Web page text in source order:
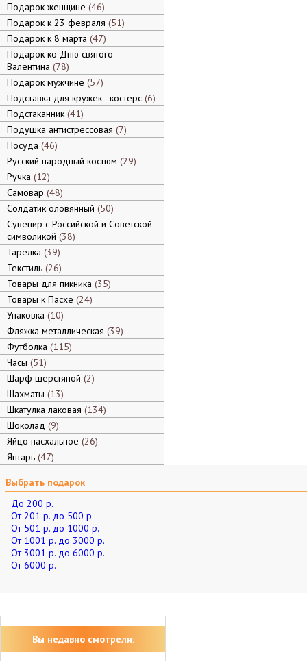
Подарок женщине 46
Подарок к 23 февраля 51
Подарок к 8 марта 47
Подарок ко Дню святого
Валентина 78
Подарок мужчине 57
Подставка для кружек - костерс 6
Подстаканник 41
Подушка антистрессовая 7
Посуда 46
Русский народный костюм 29
Ручка 12
Самовар 48
Солдатик оловянный 50
Сувенир с Российской и Советской
символикой 38
Тарелка 39
Текстиль 26
Товары для пикника 35
Товары к Пасхе 24
Упаковка 10
Фляжка металлическая 39
Футболка 115
Часы 51
Шарф шерстяной 2
Шахматы 13
Шкатулка лаковая 134
Шоколад 9
Яйцо пасхальное 26
Янтарь 47
Выбрать подарок
До 200 р.
От 201 р. до 500 р.
От 501 р. до 1000 р.
От 1001 р. до 3000 р.
От 3001 р. до 6000 р.
От 6000 р.
Вы недавно смотрели: